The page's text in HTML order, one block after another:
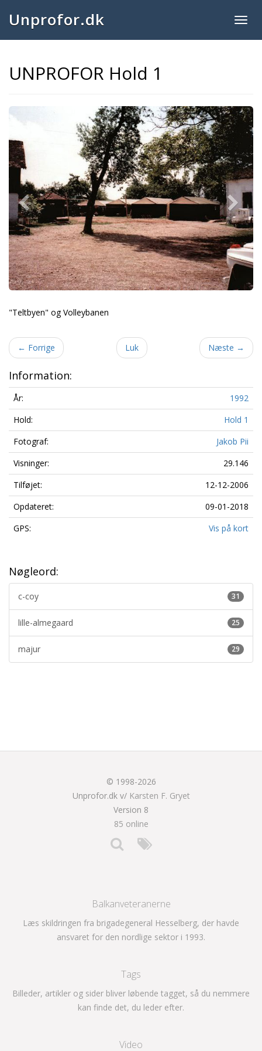
Unprofor.dk
UNPROFOR Hold 1
Previous Next
"Teltbyen" og Volleybanen
← Forrige Luk Næste →
Information:
År:
1992
Hold:
Hold 1
Fotograf:
Jakob Pii
Visninger:
29.146
Tilføjet:
12-12-2006
Opdateret:
09-01-2018
GPS:
Vis på kort
Nøgleord:
31
c-coy
25
lille-almegaard
29
majur
© 1998-2026
Unprofor.dk v/ Karsten F. Gryet
Version 8
85 online
Balkanveteranerne
Læs skildringen fra brigadegeneral Hesselberg, der havde
ansvaret for den nordlige sektor i 1993.
Tags
Billeder, artikler og sider bliver løbende tagget, så du nemmere
kan finde det, du leder efter.
Video